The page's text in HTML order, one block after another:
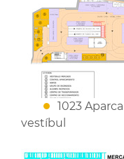
1023
vestíbul